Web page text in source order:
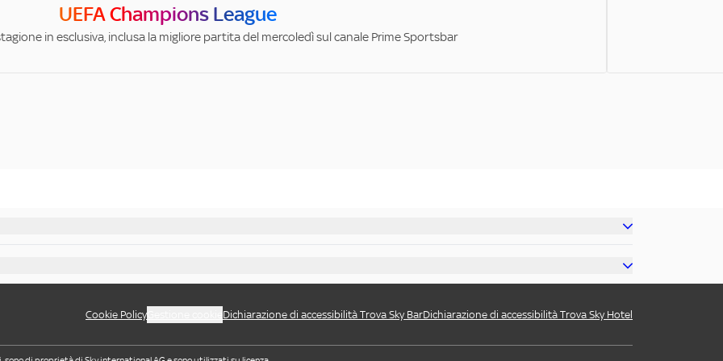
UEFA Champions League
in esclusiva, inclusa la migliore partita del mercoledì sul canale Prime Sportsbar
Cookie Policy Dichiarazione di accessibilità Trova Sky BarDichiarazione di accessibilità Trova Sky Hotel